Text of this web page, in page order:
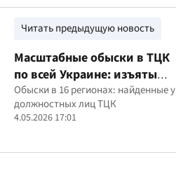
Читать предыдущую новость
Масштабные обыски в ТЦК
по всей Украине: изъяты
Tesla, миллионы наличных
и разоблачены схемы на 92
млн грн
Обыски в 16 регионах: найденные у
должностных лиц ТЦК
4.05.2026 17:01